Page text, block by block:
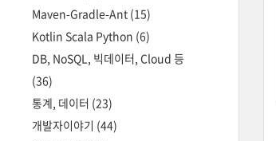
Maven-Gradle-Ant (15)
Kotlin Scala Python (6)
DB, NoSQL, 빅데이터, Cloud 등
(36)
통계, 데이터 (23)
개발자이야기 (44)